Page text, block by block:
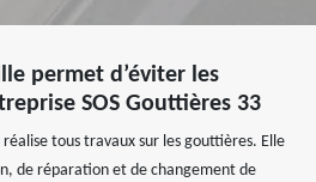
permet d’éviter les
SOS Gouttières 33
réalise tous travaux sur les gouttières. Elle
de réparation et de changement de